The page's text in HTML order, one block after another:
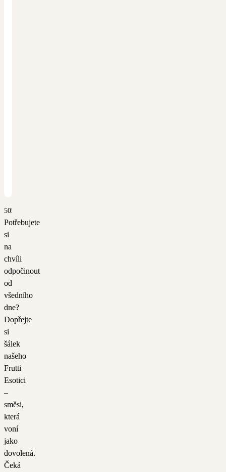
5055
Potřebujete
si
na
chvíli
odpočinout
od
všedního
dne?
Dopřejte
si
šálek
našeho
Frutti
Esotici
–
směsi,
která
voní
jako
dovolená.
Čeká